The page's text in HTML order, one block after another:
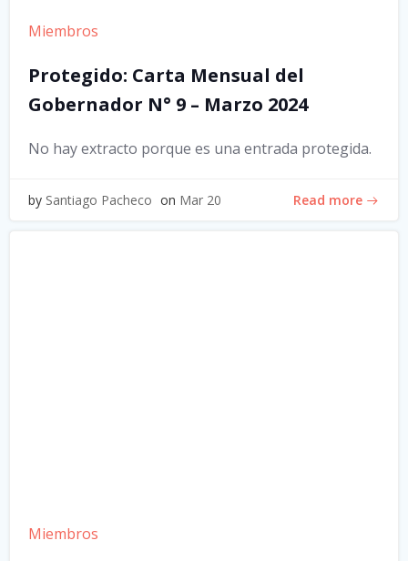
Miembros
Protegido: Carta Mensual del
Gobernador N° 9 – Marzo 2024
No hay extracto porque es una entrada protegida.
by Santiago Pacheco on Mar 20 Read more
Miembros